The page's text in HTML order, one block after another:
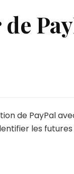
de PayPal
les